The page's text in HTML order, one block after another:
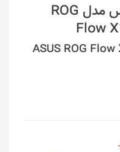
لپ تاپ 16.0 اینچ ایسوس مدل ROG
Flow
ASUS ROG